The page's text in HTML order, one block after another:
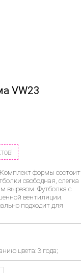
VW23
формы состоит
свободная, слегка
вырезом. Футболка с
вентиляции.
подходит для
цвета: 3 года;